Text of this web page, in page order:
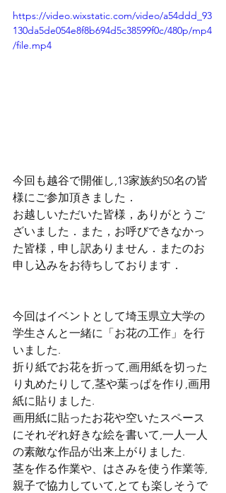
https://video.wixstatic.com/video/a54ddd_93
130da5de054e8f8b694d5c38599f0c/480p/mp4
/file.mp4
今回も越谷で開催し,13家族約50名の皆
様にご参加頂きました．
お越しいただいた皆様，ありがとうご
ざいました．また，お呼びできなかっ
た皆様，申し訳ありません．またのお
申し込みをお待ちしております．
今回はイベントとして埼玉県立大学の
学生さんと一緒に「お花の工作」を行
いました.
折り紙でお花を折って,画用紙を切った
り丸めたりして,茎や葉っぱを作り,画用
紙に貼りました.
画用紙に貼ったお花や空いたスペース
にそれぞれ好きな絵を書いて,一人一人
の素敵な作品が出来上がりました.
茎を作る作業や、はさみを使う作業等,
親子で協力していて,とても楽しそうで